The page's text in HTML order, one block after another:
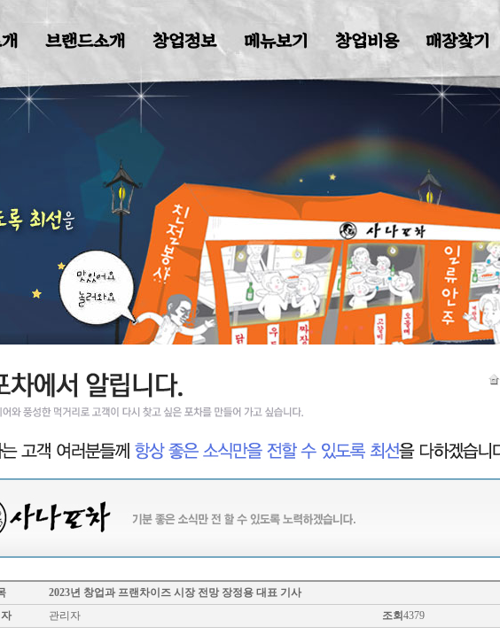
브랜드소개 창업정보 메뉴보기 창업비용 매장찾기 게시판
2023년 창업과 프랜차이즈 시장 전망 장정용 대표 기사
관리자 조회 4379